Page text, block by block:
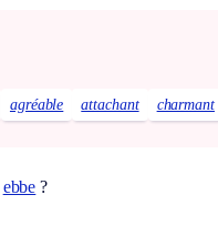
agréable attachant charmant
ebbe ?